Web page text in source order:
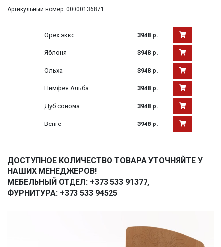
Артикульный номер: 00000136871
Орех экко 3948 р.
Яблоня 3948 р.
Ольха 3948 р.
Нимфея Альба 3948 р.
Дуб сонома 3948 р.
Венге 3948 р.
ДОСТУПНОЕ КОЛИЧЕСТВО ТОВАРА УТОЧНЯЙТЕ У
НАШИХ МЕНЕДЖЕРОВ!
МЕБЕЛЬНЫЙ ОТДЕЛ: +373 533 91377,
ФУРНИТУРА: +373 533 94525